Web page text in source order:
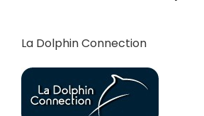
La Dolphin Connection